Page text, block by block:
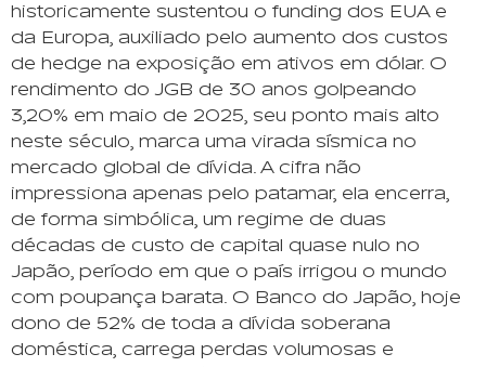
historicamente sustentou o funding dos EUA e
da Europa, auxiliado pelo aumento dos custos
de hedge na exposição em ativos em dólar. O
rendimento do JGB de 30 anos golpeando
3,20% em maio de 2025, seu ponto mais alto
neste século, marca uma virada sísmica no
mercado global de dívida. A cifra não
impressiona apenas pelo patamar, ela encerra,
de forma simbólica, um regime de duas
décadas de custo de capital quase nulo no
Japão, período em que o país irrigou o mundo
com poupança barata. O Banco do Japão, hoje
dono de 52% de toda a dívida soberana
doméstica, carrega perdas volumosas e